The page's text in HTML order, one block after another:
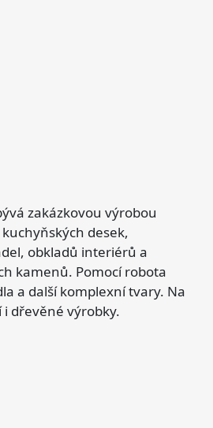
zakázkovou výrobou
desek,
obkladů interiérů a
kamenů. Pomocí robota
a další komplexní tvary. Na
i dřevěné výrobky.